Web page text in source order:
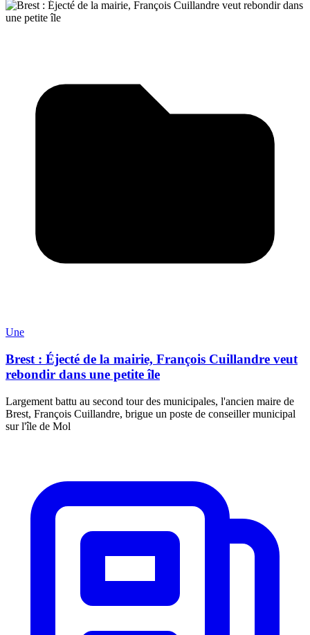
Une
Brest : Éjecté de la mairie, François Cuillandre veut
rebondir dans une petite île
Largement battu au second tour des municipales, l'ancien maire de
Brest, François Cuillandre, brigue un poste de conseiller municipal
sur l'île de Mol